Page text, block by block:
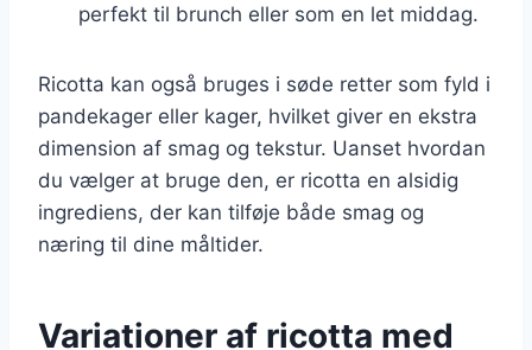
perfekt til brunch eller som en let middag.
Ricotta kan også bruges i søde retter som fyld i
pandekager eller kager, hvilket giver en ekstra
dimension af smag og tekstur. Uanset hvordan
du vælger at bruge den, er ricotta en alsidig
ingrediens, der kan tilføje både smag og
næring til dine måltider.
Variationer af ricotta med